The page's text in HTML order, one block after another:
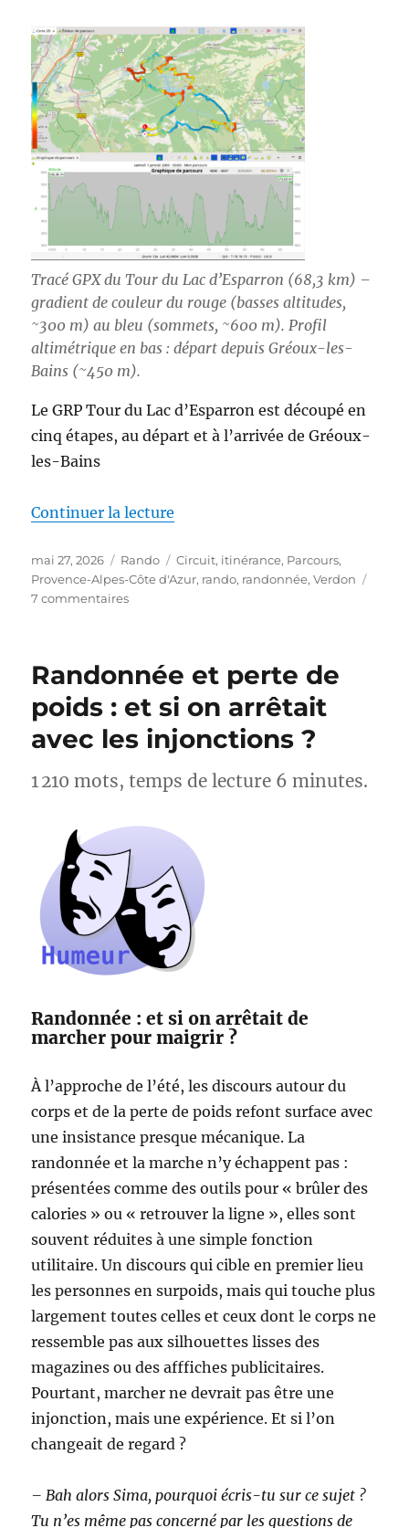
Tracé GPX du Tour du Lac d’Esparron (68,3 km) –
gradient de couleur du rouge (basses altitudes,
~300 m) au bleu (sommets, ~600 m). Profil
altimétrique en bas : départ depuis Gréoux-les-
Bains (~450 m).
Le GRP Tour du Lac d’Esparron est découpé en
cinq étapes, au départ et à l’arrivée de Gréoux-
les-Bains
Continuer la lecture
Publié
le
mai 27, 2026 Catégories
Rando Étiquettes
Circuit, itinérance, Parcours,
Provence-Alpes-Côte d'Azur, rando, randonnée,Verdon
7 commentairessur
autour
Lac
d’Esparron
–
de-
Provence
Randonnée et perte de
poids : et si on arrêtait
avec les injonctions ?
1 210 mots, temps de lecture 6 minutes.
Randonnée : et si on arrêtait de
marcher pour maigrir ?
À l’approche de l’été, les discours autour du
corps et de la perte de poids refont surface avec
une insistance presque mécanique. La
randonnée et la marche n’y échappent pas :
présentées comme des outils pour « brûler des
calories » ou « retrouver la ligne », elles sont
souvent réduites à une simple fonction
utilitaire. Un discours qui cible en premier lieu
les personnes en surpoids, mais qui touche plus
largement toutes celles et ceux dont le corps ne
ressemble pas aux silhouettes lisses des
magazines ou des afffiches publicitaires.
Pourtant, marcher ne devrait pas être une
injonction, mais une expérience. Et si l’on
changeait de regard ?
– Bah alors Sima, pourquoi écris-tu sur ce sujet ?
Tu n’es même pas concerné par les questions de